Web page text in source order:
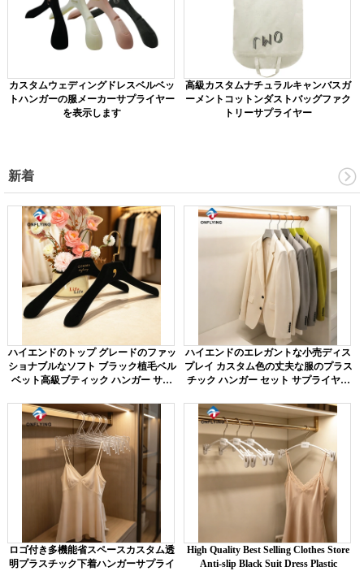
カスタムウェディングドレスベルベッ
トハンガーの服メーカーサプライヤー
を表示します
高級カスタムナチュラルキャンバスガ
ーメントコットンダストバッグファク
トリーサプライヤー
新着
ハイエンドのトップ グレードのファッ
ショナブルなソフト ブラック植毛ベル
ベット高級ブティック ハンガー サプ
ハイエンドのエレガントな小売ディス
プレイ カスタム色の丈夫な服のプラス
チック ハンガー セット サプライヤー
ロゴ付き多機能省スペースカスタム透
明プラスチック下着ハンガーサプライ
High Quality Best Selling Clothes Store
Anti-slip Black Suit Dress Plastic